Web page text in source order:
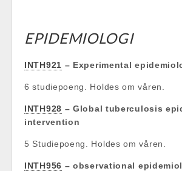
EPIDEMIOLOGI
INTH921 – Experimental
6 studiepoeng. Holdes om våren.
INTH928 – Global tuberculosis
intervention
5 Studiepoeng. Holdes om våren.
INTH956 – observational